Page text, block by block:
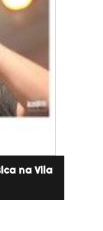
na Vila